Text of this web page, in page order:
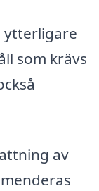
ytterligare
som krävs
av